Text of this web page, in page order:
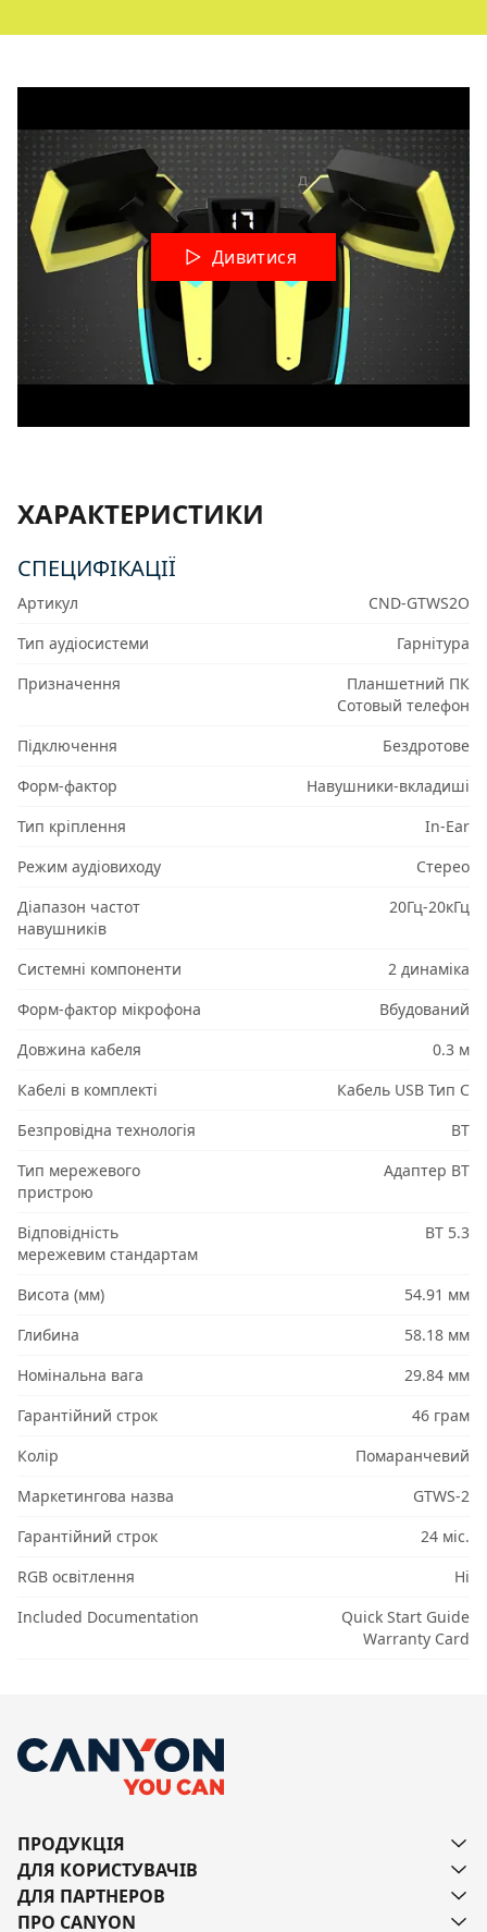
Дивитися
ХАРАКТЕРИСТИКИ
СПЕЦИФІКАЦІЇ
Артикул
CND-GTWS2O
Тип аудіосистеми
Гарнітура
Призначення
Планшетний ПК
Сотовый телефон
Підключення
Бездротове
Форм-фактор
Навушники-вкладиші
Тип кріплення
In-Ear
Режим аудіовиходу
Стерео
Діапазон частот
навушників
20Гц-20кГц
Системні компоненти
2 динаміка
Форм-фактор мікрофона
Вбудований
Довжина кабеля
0.3 м
Кабелі в комплекті
Кабель USB Тип C
Безпровідна технологія
BT
Тип мережевого
пристрою
Адаптер BT
Відповідність
мережевим стандартам
BT 5.3
Висота (мм)
54.91 мм
Глибина
58.18 мм
Номінальна вага
29.84 мм
Гарантійний строк
46 грам
Колір
Помаранчевий
Маркетингова назва
GTWS-2
Гарантійний строк
24 міс.
RGB освітлення
Ні
Included Documentation
Quick Start Guide
Warranty Card
ПРОДУКЦІЯ
ДЛЯ КОРИСТУВАЧІВ
ДЛЯ ПАРТНЕРОВ
ПРО CANYON